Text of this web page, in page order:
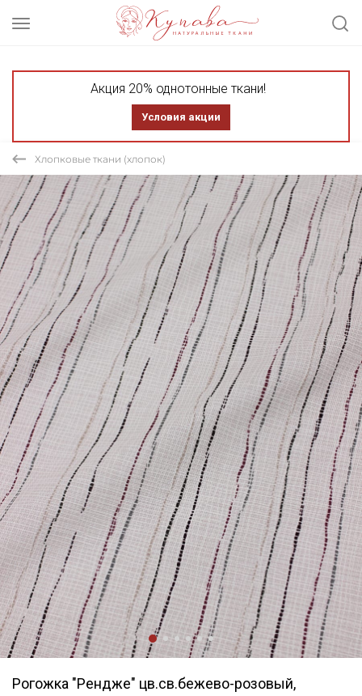
Акция 20% однотонные ткани!
Условия акции
Хлопковые ткани (хлопок)
Рогожка "Рендже" цв.св.бежево-розовый,